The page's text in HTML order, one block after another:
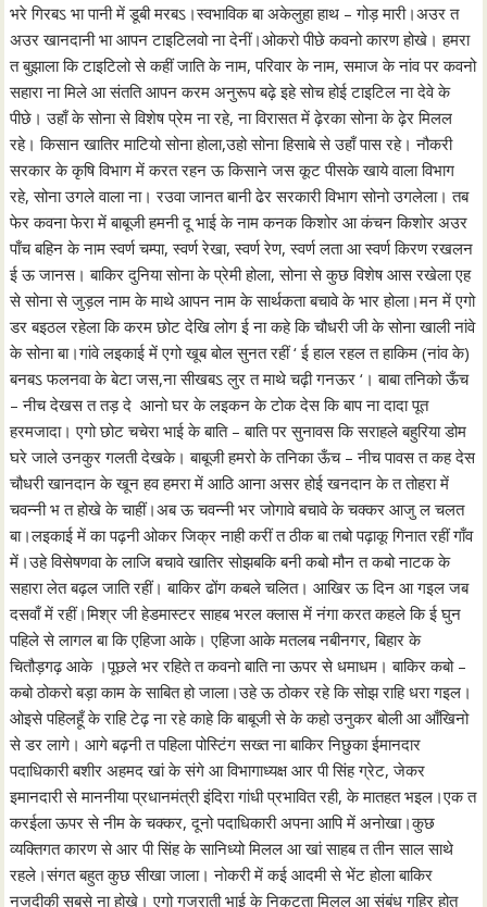
भरे गिरबऽ भा पानी में डूबी मरबऽ।स्वभाविक बा अकेलुहा हाथ – गोड़ मारी।अउर त
अउर खानदानी भा आपन टाइटिलवो ना देनीं।ओकरो पीछे कवनो कारण होखे। हमरा
त बुझाला कि टाइटिलो से कहीं जाति के नाम, परिवार के नाम, समाज के नांव पर कवनो
सहारा ना मिले आ संतति आपन करम अनुरूप बढ़े इहे सोच होई टाइटिल ना देवे के
पीछे। उहाँ के सोना से विशेष प्रेम ना रहे, ना विरासत में ढ़ेरका सोना के ढ़ेर मिलल
रहे। किसान खातिर माटियो सोना होला,उहो सोना हिसाबे से उहाँ पास रहे। नौकरी
सरकार के कृषि विभाग में करत रहन ऊ किसाने जस कूट पीसके खाये वाला विभाग
रहे, सोना उगले वाला ना। रउवा जानत बानी ढेर सरकारी विभाग सोनो उगलेला। तब
फेर कवना फेरा में बाबूजी हमनी दू भाई के नाम कनक किशोर आ कंचन किशोर अउर
पाँच बहिन के नाम स्वर्ण चम्पा, स्वर्ण रेखा, स्वर्ण रेण, स्वर्ण लता आ स्वर्ण किरण रखलन
ई ऊ जानस। बाकिर दुनिया सोना के प्रेमी होला, सोना से कुछ विशेष आस रखेला एह
से सोना से जुड़ल नाम के माथे आपन नाम के सार्थकता बचावे के भार होला।मन में एगो
डर बइठल रहेला कि करम छोट देखि लोग ई ना कहे कि चौधरी जी के सोना खाली नांवे
के सोना बा।गांवे लइकाई में एगो खूब बोल सुनत रहीं ‘ ई हाल रहल त हाकिम (नांव के)
बनबऽ फलनवा के बेटा जस,ना सीखबऽ लुर त माथे चढ़ी गनऊर ‘। बाबा तनिको ऊँच
– नीच देखस त तड़ दे आनो घर के लइकन के टोक देस कि बाप ना दादा पूत
हरमजादा। एगो छोट चचेरा भाई के बाति – बाति पर सुनावस कि सराहले बहुरिया डोम
घरे जाले उनकुर गलती देखके। बाबूजी हमरो के तनिका ऊँच – नीच पावस त कह देस
चौधरी खानदान के खून हव हमरा में आठि आना असर होई खनदान के त तोहरा में
चवन्नी भ त होखे के चाहीं।अब ऊ चवन्नी भर जोगावे बचावे के चक्कर आजु ल चलत
बा।लइकाई में का पढ़नी ओकर जिक्र नाही करीं त ठीक बा तबो पढ़ाकू गिनात रहीं गाँव
में।उहे विसेषणवा के लाजि बचावे खातिर सोझबकि बनी कबो मौन त कबो नाटक के
सहारा लेत बढ़ल जाति रहीं। बाकिर ढोंग कबले चलित। आखिर ऊ दिन आ गइल जब
दसवाँ में रहीं।मिश्र जी हेडमास्टर साहब भरल क्लास में नंगा करत कहले कि ई घुन
पहिले से लागल बा कि एहिजा आके। एहिजा आके मतलब नबीनगर, बिहार के
चितौड़गढ़ आके ।पूछले भर रहिते त कवनो बाति ना ऊपर से धमाधम। बाकिर कबो –
कबो ठोकरो बड़ा काम के साबित हो जाला।उहे ऊ ठोकर रहे कि सोझ राहि धरा गइल।
ओइसे पहिलहूँ के राहि टेढ़ ना रहे काहे कि बाबूजी से के कहो उनुकर बोली आ आँखिनो
से डर लागे। आगे बढ़नी त पहिला पोस्टिंग सख्त ना बाकिर निछुका ईमानदार
पदाधिकारी बशीर अहमद खां के संगे आ विभागाध्यक्ष आर पी सिंह ग्रेट, जेकर
इमानदारी से माननीया प्रधानमंत्री इंदिरा गांधी प्रभावित रही, के मातहत भइल।एक त
करईला ऊपर से नीम के चक्कर, दूनो पदाधिकारी अपना आपि में अनोखा।कुछ
व्यक्तिगत कारण से आर पी सिंह के सानिध्यो मिलल आ खां साहब त तीन साल साथे
रहले।संगत बहुत कुछ सीखा जाला। नोकरी में कई आदमी से भेंट होला बाकिर
नजदीकी सबसे ना होखे। एगो गुजराती भाई के निकटता मिलल आ संबंध गहिर होत